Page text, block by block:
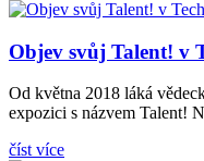
Objev svůj Talent! v
Od května 2018 láká
expozici s názvem Talent!
číst více